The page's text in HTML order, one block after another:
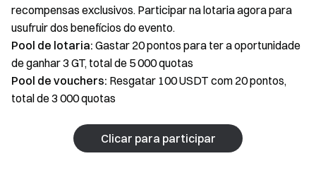
recompensas exclusivos. Participar na lotaria agora para
usufruir dos benefícios do evento.
Pool de lotaria: Gastar 20 pontos para ter a oportunidade
de ganhar 3 GT, total de 5 000 quotas
Pool de vouchers: Resgatar 100 USDT com 20 pontos,
total de 3 000 quotas
Clicar para participar